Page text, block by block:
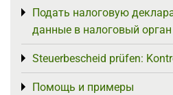
Подать налоговую
данные в налоговый орган
Toggle menu
Steuerbescheid prüfen:
Toggle menu
Помощь и примеры
Toggle menu